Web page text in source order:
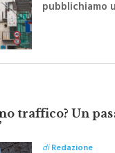
Riceviamo e
Sapienza
traffico? Un